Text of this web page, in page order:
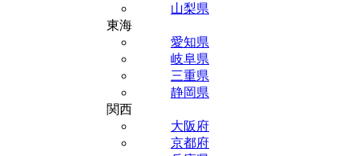
山梨県
東海
愛知県
岐阜県
三重県
静岡県
関西
大阪府
京都府